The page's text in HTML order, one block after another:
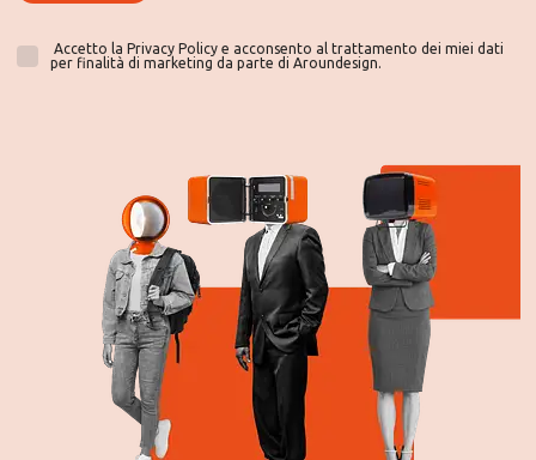
Accetto la Privacy Policy e acconsento al trattamento dei miei dati
per finalità di marketing da parte di Aroundesign.